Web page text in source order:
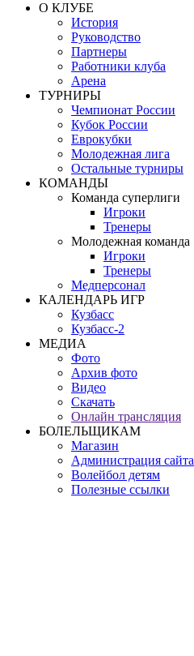
О КЛУБЕ
История
Руководство
Партнеры
Работники клуба
Арена
ТУРНИРЫ
Чемпионат России
Кубок России
Еврокубки
Молодежная лига
Остальные турниры
КОМАНДЫ
Команда суперлиги
Игроки
Тренеры
Молодежная команда
Игроки
Тренеры
Медперсонал
КАЛЕНДАРЬ ИГР
Кузбасс
Кузбасс-2
МЕДИА
Фото
Архив фото
Видео
Скачать
Онлайн трансляция
БОЛЕЛЬЩИКАМ
Магазин
Администрация сайта
Волейбол детям
Полезные ссылки